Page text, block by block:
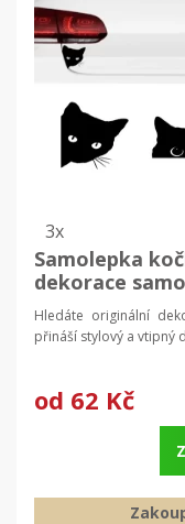
3x
Samolepka
dekorace
Hledáte originální
přináší stylový a vtipný
od 62 Kč